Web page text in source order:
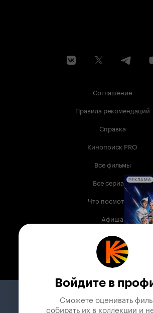
Соглашение
Правила рекомендаций
Справка
Кинопоиск PRO
Все фильмы
Все сериалы
Что посмотреть
Афиша
Музыка
Телепрограмма
Служба поддержки
РЕКЛАМА
Войдите в
Сможете оценивать
собирать их в коллекции и